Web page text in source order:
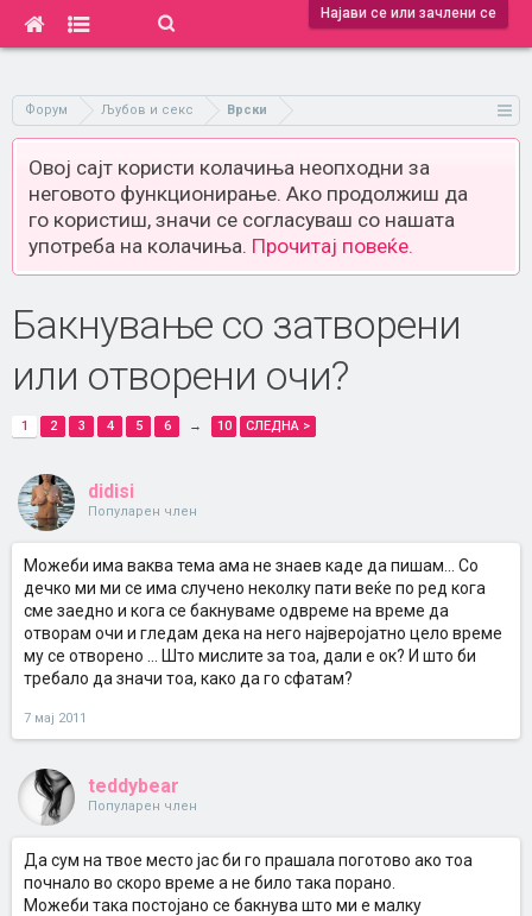
Најави се или зачлени се
Форум Љубов и секс Врски
Овој сајт користи колачиња неопходни за
неговото функционирање. Ако продолжиш да
го користиш, значи се согласуваш со нашата
употреба на колачиња. Прочитај повеќе.
Бакнување со затворени
или отворени очи?
1 2 3 4 5 6 → 10 СЛЕДНА >
didisi
Популарен член
Можеби има ваква тема ама не знаев каде да пишам... Со
дечко ми ми се има случено неколку пати веќе по ред кога
сме заедно и кога се бакнуваме одвреме на време да
отворам очи и гледам дека на него најверојатно цело време
му се отворено ... Што мислите за тоа, дали е ок? И што би
требало да значи тоа, како да го сфатам?
7 мај 2011
teddybear
Популарен член
Да сум на твое место јас би го прашала поготово ако тоа
почнало во скоро време а не било така порано.
Можеби така постојано се бакнува што ми е малку